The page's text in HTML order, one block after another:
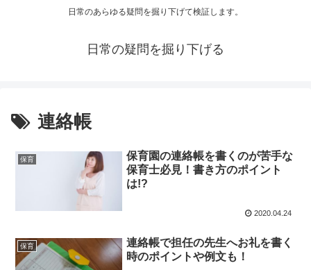
日常のあらゆる疑問を掘り下げて検証します。
日常の疑問を掘り下げる
連絡帳
保育
保育園の連絡帳を書くのが苦手な
保育士必見！書き方のポイント
は!?
2020.04.24
保育
連絡帳で担任の先生へお礼を書く
時のポイントや例文も！